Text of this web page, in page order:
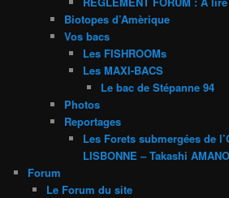
Biotopes d’Amèrique
Vos bacs
Les FISHROOMs
Les MAXI-BACS
Le bac de Stépanne 94
Photos
Reportages
Les Forets submergées de
LISBONNE – Takashi AMANO
Forum
Le Forum du site